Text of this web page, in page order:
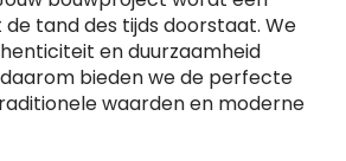
tand des tijds doorstaat. We
en duurzaamheid
bieden we de perfecte
waarden en moderne